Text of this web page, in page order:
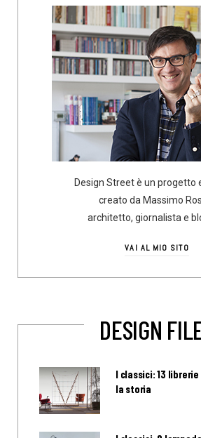
Design Street è un progetto
creato da Massimo
architetto, giornalista e
VAI AL MIO SITO
DESIGN
I classici: 13
la storia